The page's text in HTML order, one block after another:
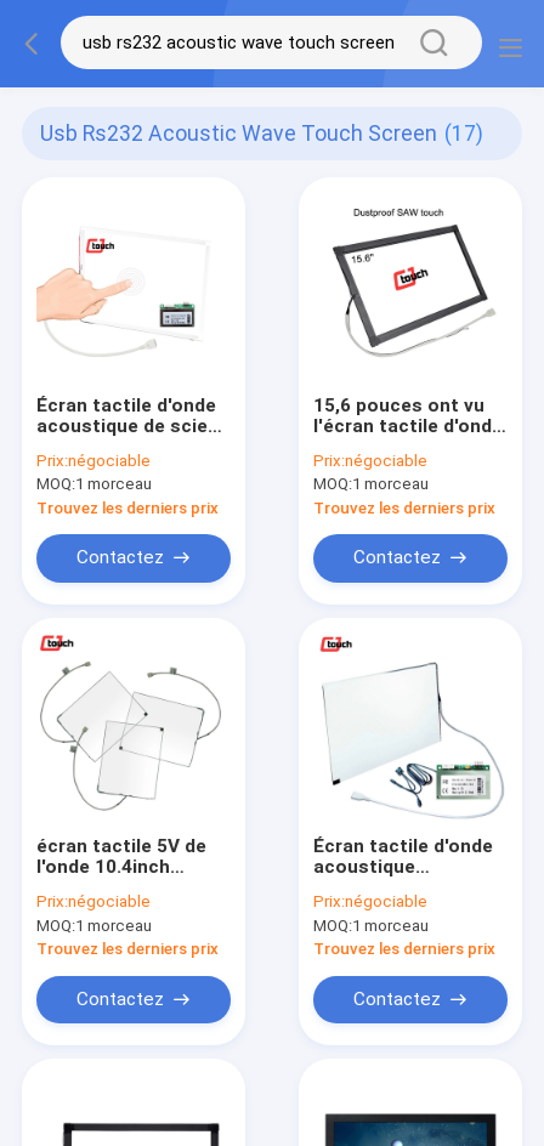
Usb Rs232 Acoustic Wave Touch Screen (17)
Écran tactile d'onde
acoustique de scie
contrôleur d'USB
RS232
Prix:négociable
MOQ:1 morceau
Trouvez les derniers prix
Contactez
15,6 pouces ont vu
l'écran tactile d'onde
extérieure avec la
vue en aluminium
Prix:négociable
MOQ:1 morceau
Trouvez les derniers prix
Contactez
écran tactile 5V de
l'onde 10.4inch
extérieure pour la
machine de position
Prix:négociable
MOQ:1 morceau
Trouvez les derniers prix
Contactez
Écran tactile d'onde
acoustique
CJTOUCH écran
tactile de 12,1
pouces
Prix:négociable
MOQ:1 morceau
Trouvez les derniers prix
Contactez